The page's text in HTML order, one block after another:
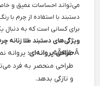
می‌تواند احساسات عمیق و
دستبند با استفاده از چرم با
برای کسانی است که به
ویژگی‌های دستبند طلا زنانه
طراحی پروانه‌ای: پروانه
طراحی منحصر به فرد
و تازگی بدهد.